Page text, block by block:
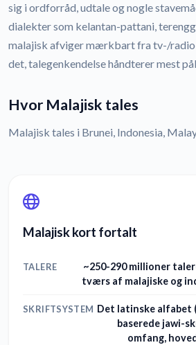
sig i ordforråd, udtale og nogle
dialekter som kelantan-pattani,
malajisk afviger mærkbart fra tv-/
det, talegenkendelse håndterer mest
Hvor Malajisk tales
Malajisk tales i Brunei, Indonesia,
Malajisk kort fortalt
TALERE
~250-290 millioner
tværs af malajiske og
SKRIFTSYSTEM Det latinske alfabet
baserede jawi-
omfang,